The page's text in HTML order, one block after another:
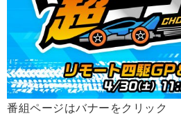
番組ページはバナーをクリック